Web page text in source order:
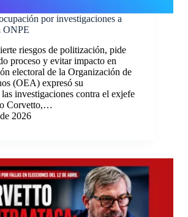
por investigaciones a
ONPE
riesgos de politización, pide
proceso y evitar impacto en
electoral de la Organización de
(OEA) expresó su
investigaciones contra el exjefe
Corvetto,…
2026